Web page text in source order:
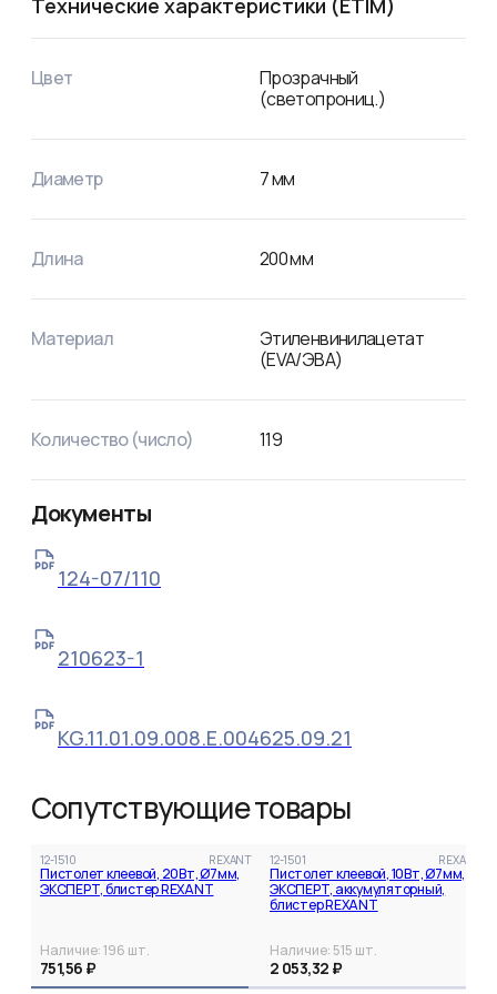
Технические характеристики (ETIM)
Цвет
Прозрачный
(светопрониц.)
Диаметр 7мм
Длина 200мм
Материал
Этиленвинилацетат
(EVA/ЭВА)
Количество (число) 119
Документы
124-07/110
210623-1
KG.11.01.09.008.Е.004625.09.21
Сопутствующие товары
12-1510 REXANT
Пистолет клеевой, 20Вт, Ø7мм,
ЭКСПЕРТ, блистер REXANT
Наличие:196 шт.
751,56 ₽
12-1501 REXANT
Пистолет клеевой, 10Вт, Ø7мм,
ЭКСПЕРТ, аккумуляторный,
блистер REXANT
Наличие: 515 шт.
2 053,32 ₽